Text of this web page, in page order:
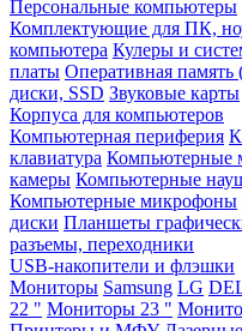
Персональные компьютеры
Комплектующие для ПК,
компьютера Кулеры и
платы Оперативная
диски, SSD Звуковые карты
Корпуса для компьютеров
Компьютерная периферия
клавиатура Компьютерные
камеры Компьютерные
Компьютерные микрофоны
диски Планшеты
разъемы, переходники
USB-накопители и флэшки
Мониторы Samsung LG
22 " Мониторы 23 "